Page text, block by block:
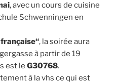
, avec un cours de cuisine
Schwenningen en
, la soirée aura
à partir de 19
est le G30768.
à la vhs ce qui est